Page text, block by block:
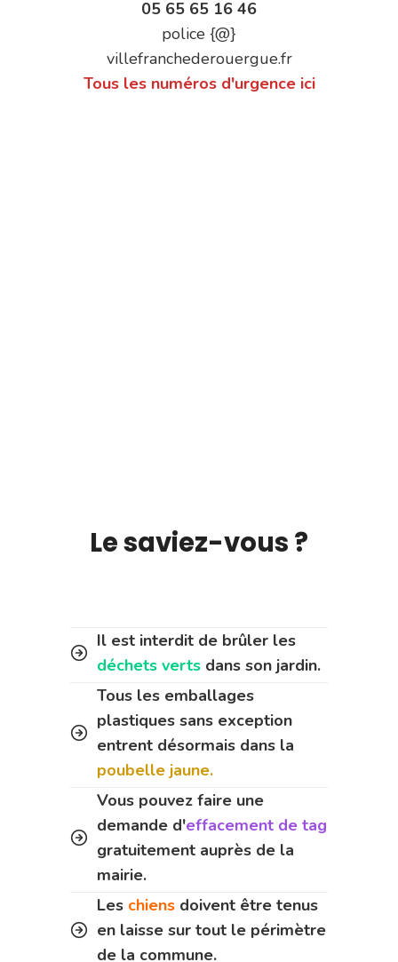
05 65 65 16 46
police {@}
villefranchederouergue.fr
Tous les numéros d'urgence ici
Le saviez-vous ?
Il est interdit de brûler les
déchets verts dans son jardin.
Tous les emballages
plastiques sans exception
entrent désormais dans la
poubelle jaune.
Vous pouvez faire une
demande d'effacement de tag
gratuitement auprès de la
mairie.
Les chiens doivent être tenus
en laisse sur tout le périmètre
de la commune.